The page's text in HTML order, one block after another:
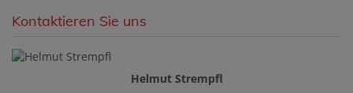
Kontaktieren Sie uns
Helmut Strempfl